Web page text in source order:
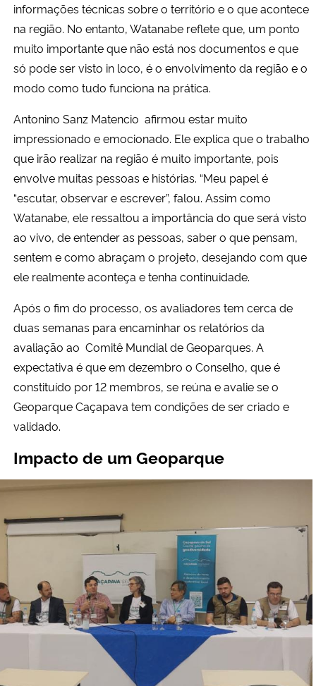
informações técnicas sobre o território e o que acontece
na região. No entanto, Watanabe reflete que, um ponto
muito importante que não está nos documentos e que
só pode ser visto in loco, é o envolvimento da região e o
modo como tudo funciona na prática.
Antonino Sanz Matencio afirmou estar muito
impressionado e emocionado. Ele explica que o trabalho
que irão realizar na região é muito importante, pois
envolve muitas pessoas e histórias. “Meu papel é
“escutar, observar e escrever”, falou. Assim como
Watanabe, ele ressaltou a importância do que será visto
ao vivo, de entender as pessoas, saber o que pensam,
sentem e como abraçam o projeto, desejando com que
ele realmente aconteça e tenha continuidade.
Após o fim do processo, os avaliadores tem cerca de
duas semanas para encaminhar os relatórios da
avaliação ao Comitê Mundial de Geoparques. A
expectativa é que em dezembro o Conselho, que é
constituído por 12 membros, se reúna e avalie se o
Geoparque Caçapava tem condições de ser criado e
validado.
Impacto de um Geoparque